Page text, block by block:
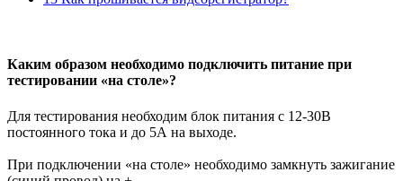
Каким образом необходимо подключить питание при
тестировании «на столе»?
Для тестирования необходим блок питания с 12-30В
постоянного тока и до 5А на выходе.
При подключении «на столе» необходимо замкнуть зажигание